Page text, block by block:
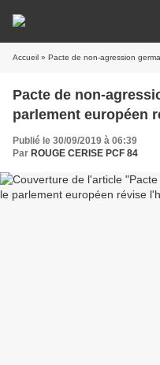
Accueil » Pacte de non-agression
Pacte de non-
parlement européen
Publié le 30/09/2019 à 06:39
Par ROUGE CERISE PCF 84